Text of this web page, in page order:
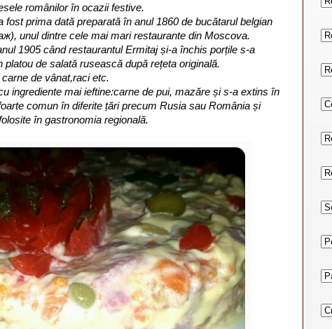
românilor în ocazii festive.
prima dată preparată în anul 1860 de bucătarul belgian
unul dintre cele mai mari restaurante din Moscova.
1905 când restaurantul Ermitaj și-a închis porțile s-a
de salată rusească după rețeta originală.
de vânat,raci etc.
ingrediente mai ieftine:carne de pui, mazăre și s-a extins în
comun în diferite țări precum Rusia sau România și
în gastronomia regională.